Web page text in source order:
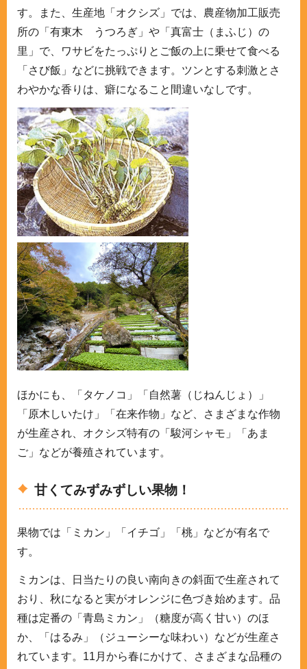
す。また、生産地「オクシズ」では、農産物加工販売
所の「有東木 うつろぎ」や「真富士（まふじ）の
里」で、ワサビをたっぷりとご飯の上に乗せて食べる
「さび飯」などに挑戦できます。ツンとする刺激とさ
わやかな香りは、癖になること間違いなしです。
ほかにも、「タケノコ」「自然薯（じねんじょ）」
「原木しいたけ」「在来作物」など、さまざまな作物
が生産され、オクシズ特有の「駿河シャモ」「あま
ご」などが養殖されています。
甘くてみずみずしい果物！
果物では「ミカン」「イチゴ」「桃」などが有名で
す。
ミカンは、日当たりの良い南向きの斜面で生産されて
おり、秋になると実がオレンジに色づき始めます。品
種は定番の「青島ミカン」（糖度が高く甘い）のほ
か、「はるみ」（ジューシーな味わい）などが生産さ
れています。11月から春にかけて、さまざまな品種の